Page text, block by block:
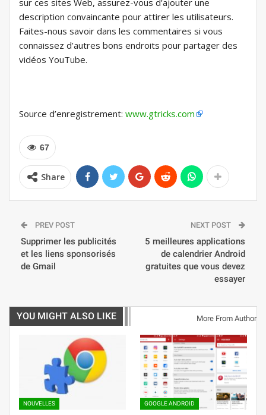
description convaincante pour attirer les utilisateurs.
Faites-nous savoir dans les commentaires si vous
connaissez d’autres bons endroits pour partager des
vidéos YouTube.
Source d’enregistrement: www.gtricks.com
67
Share
PREV POST
Supprimer les publicités
et les liens sponsorisés
de Gmail
NEXT POST
5 meilleures applications
de calendrier Android
gratuites que vous devez
essayer
YOU MIGHT ALSO LIKE More From Author
NOUVELLES GOOGLE ANDROID